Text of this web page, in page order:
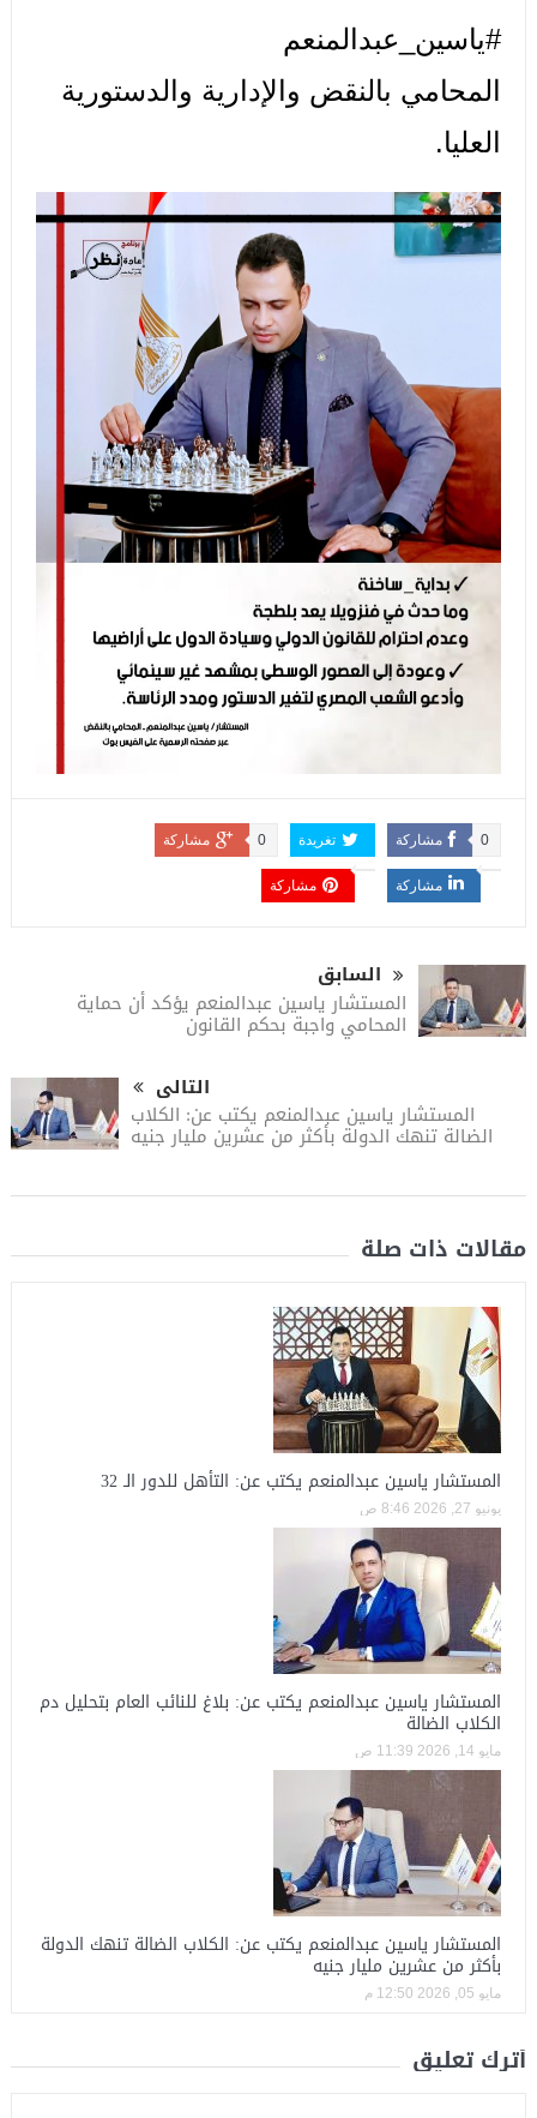
#ياسين_عبدالمنعم
المحامي بالنقض والإدارية والدستورية
العليا.
مشاركة 0 تغريدة مشاركة 0
مشاركة مشاركة
السابق
المستشار ياسين عبدالمنعم يؤكد أن حماية
المحامي واجبة بحكم القانون
التالى
المستشار ياسين عبدالمنعم يكتب عن: الكلاب
الضالة تنهك الدولة بأكثر من عشرين مليار جنيه
مقالات ذات صلة
المستشار ياسين عبدالمنعم يكتب عن: التأهل للدور الـ 32
يونيو 27, 2026 8:46 ص
المستشار ياسين عبدالمنعم يكتب عن: بلاغ للنائب العام بتحليل دم
الكلاب الضالة
مايو 14, 2026 11:39 ص
المستشار ياسين عبدالمنعم يكتب عن: الكلاب الضالة تنهك الدولة
بأكثر من عشرين مليار جنيه
مايو 05, 2026 12:50 م
أترك تعليق